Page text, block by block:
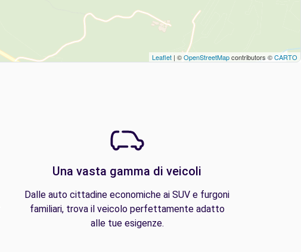
Leaflet | ©OpenStreetMapcontributors ©CARTO
Una vasta gamma di veicoli
Dalle auto cittadine economiche ai SUV e furgoni
familiari, trova il veicolo perfettamente adatto
alle tue esigenze.